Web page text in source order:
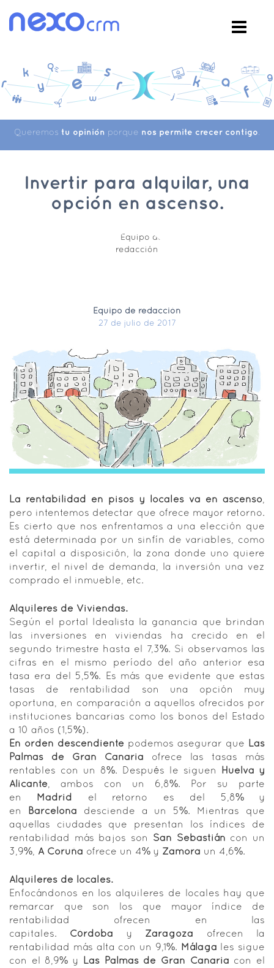
Queremos tu opinión porque nos permite crecer contigo
Invertir para alquilar, una
opción en ascenso.
Equipo de redacción
27 de julio de 2017
La rentabilidad en pisos y locales va en ascenso
pero intentemos detectar que ofrece mayor retorno.
Es cierto que nos enfrentamos a una elección que
está determinada por un sinfín de variables, como
el capital a disposición, la zona donde uno quiere
invertir, el nivel de demanda, la inversión una vez
comprado el inmueble, etc.
Alquileres de Viviendas.
Según el portal Idealista la ganancia que brindan
las inversiones en viviendas ha crecido en el
segundo trimestre hasta el 7,3%. Si observamos las
cifras en el mismo período del año anterior esa
tasa era del 5,5%. Es más que evidente que estas
tasas de rentabilidad son una opción muy
oportuna, en comparación a aquellos ofrecidos por
instituciones bancarias como los bonos del Estado
a 10 años (1,5%).
En orden descendiente podemos asegurar que Las
Palmas de Gran Canaria ofrece las tasas más
rentables con un 8%. Después le siguen Huelva y
Alicante , ambos con un 6,8%. Por su parte
en Madrid el retorno es del 5,8% y
en Barcelona desciende a un 5%. Mientras que
aquellas ciudades que presentan los índices de
rentabilidad más bajos son San Sebastián con un
3,9%, A Coruña ofrece un 4% y Zamora un 4,6%.
Alquileres de locales.
Enfocándonos en los alquileres de locales hay que
remarcar que son los que mayor índice de
rentabilidad ofrecen en las
capitales. Córdoba y Zaragoza ofrecen la
rentabilidad más alta con un 9,1%. Málaga les sigue
con el 8,9% y Las Palmas de Gran Canaria con el